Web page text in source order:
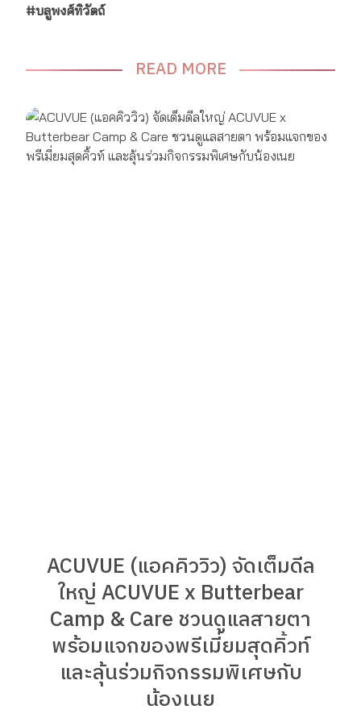
#บลูพงศ์ทิวัตถ์
READ MORE
ACUVUE (แอคคิววิว) จัดเต็มดีล
ใหญ่ ACUVUE x Butterbear
Camp & Care ชวนดูแลสายตา
พร้อมแจกของพรีเมี่ยมสุดคิ้วท์
และลุ้นร่วมกิจกรรมพิเศษกับ
น้องเนย